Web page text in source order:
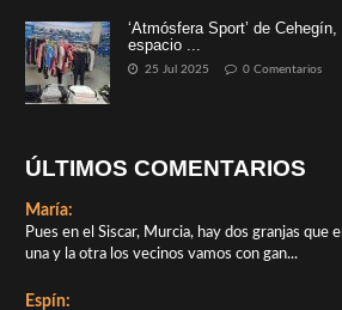
‘Atmósfera Sport’ de Cehegín,
espacio ...
25 Jul 2025 0 Comentarios
ÚLTIMOS COMENTARIOS
María:
Pues en el Siscar, Murcia, hay dos granjas que
una y la otra los vecinos vamos con gan...
Espín: